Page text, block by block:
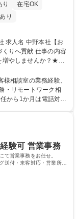
り
在宅OK
り
仕事の内容
増やしませんか？★≫
で、窓口となるお客
に迅速かつ誠意をも
映しています。 【具
貢献
相談室の業務経験、
・リモートワーク相
ープの広報機能を担
げたホスピタリティ
業務を行っておりま
験可 営業事務
て営業事務をお任せ。
送付・来客対応・営業所内